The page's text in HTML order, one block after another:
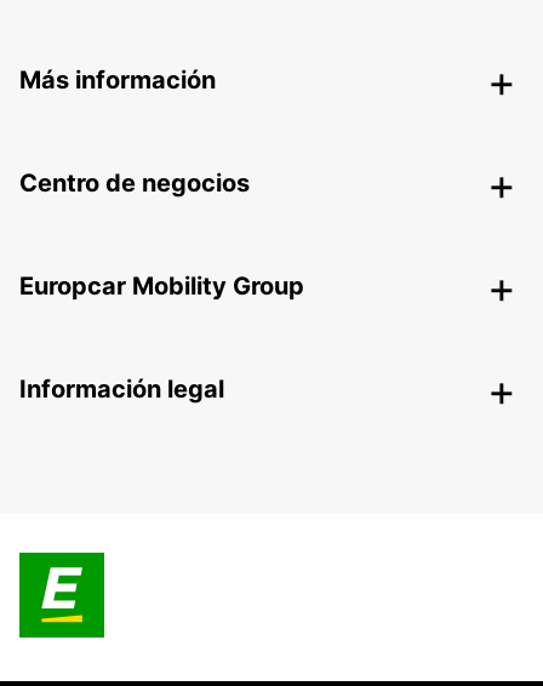
Más información
Centro de negocios
Europcar Mobility Group
Información legal